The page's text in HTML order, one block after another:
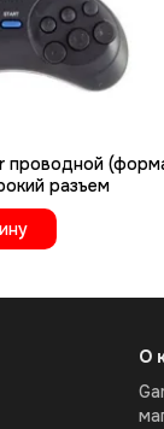
проводной
разъем
О